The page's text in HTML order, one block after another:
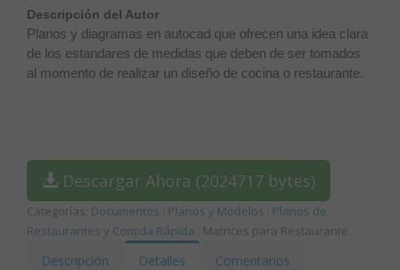
Descripción del Autor
Planos y diagramas en autocad que ofrecen una idea clara
de los estandares de medidas que deben de ser tomados
al momento de realizar un diseño de cocina o restaurante.
Descargar Ahora (2024717 bytes)
Categorías: Documentos Planos y Modelos
Planos de
Restaurantes y Comida Rápida : Matrices para Restaurante
Descripción Detalles Comentarios